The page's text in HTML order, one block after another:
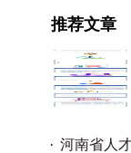
推荐文章
河南省人